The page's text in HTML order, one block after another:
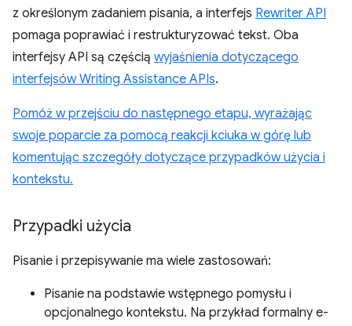
z określonym zadaniem pisania, a interfejs Rewriter API
pomaga poprawiać i restrukturyzować tekst. Oba
interfejsy API są częścią wyjaśnienia dotyczącego
interfejsów Writing Assistance APIs.
Pomóż w przejściu do następnego etapu, wyrażając
swoje poparcie za pomocą reakcji kciuka w górę lub
komentując szczegóły dotyczące przypadków użycia i
kontekstu.
Przypadki użycia
Pisanie i przepisywanie ma wiele zastosowań:
Pisanie na podstawie wstępnego pomysłu i
opcjonalnego kontekstu. Na przykład formalny e-